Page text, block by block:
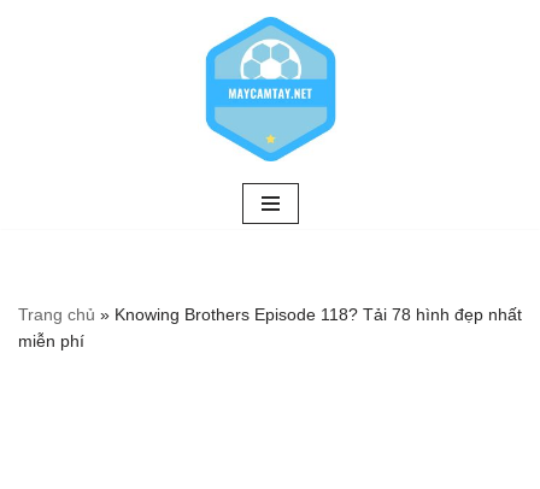
Trang chủ » Knowing Brothers Episode 118? Tải 78 hình đẹp nhất
miễn phí